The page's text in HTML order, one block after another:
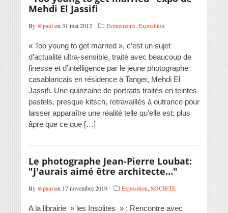
Mehdi El Jassifi
By @paulon 31 mai 2012 Evènements, Exposition
« Too young to get married », c’est un sujet
d’actualité ultra-sensible, traité avec beaucoup de
finesse et d’intelligence par le jeune photographe
casablancais en résidence à Tanger, Mehdi El
Jassifi. Une quinzaine de portraits traités en teintes
pastels, presque kitsch, retravaillés à outrance pour
laisser apparaître une réalité telle qu’elle est: plus
âpre que ce que […]
Le photographe Jean-Pierre Loubat:
"J'aurais aimé être architecte…"
By @paulon 17 novembre 2010 Exposition, SOCIETE
A la librairie » les Insolites » : Rencontre avec